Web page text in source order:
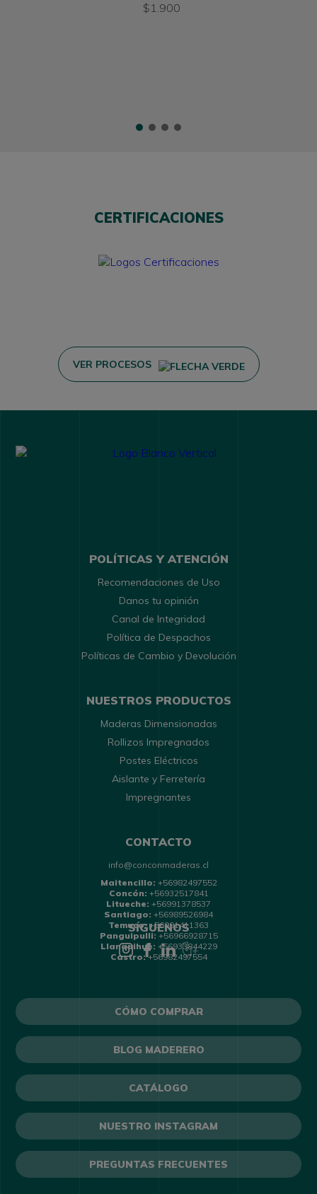
$1.900
CERTIFICACIONES
VER PROCESOS
POLÍTICAS Y ATENCIÓN
Recomendaciones de Uso
Danos tu opinión
Canal de Integridad
Política de Despachos
Políticas de Cambio y Devolución
NUESTROS PRODUCTOS
Maderas Dimensionadas
Rollizos Impregnados
Postes Eléctricos
Aislante y Ferretería
Impregnantes
CONTACTO
info@conconmaderas.cl
Maitencillo: +56982497552
Concón: +56932517841
Litueche: +56991378537
Santiago: +56989526984
Temuco:+56991411363
Panguipulli: +56966928715
Llanquihue: +56933844229
Castro:+56982497554
SÍGUENOS
CÓMO COMPRAR
BLOG MADERERO
CATÁLOGO
NUESTRO INSTAGRAM
PREGUNTAS FRECUENTES